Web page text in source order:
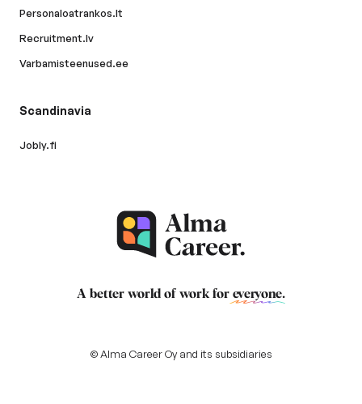
Personaloatrankos.lt
Recruitment.lv
Varbamisteenused.ee
Scandinavia
Jobly.fi
A better world of work for everyone.
© Alma Career Oy and its subsidiaries